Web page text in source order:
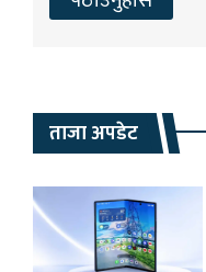
ताजा अपडेट